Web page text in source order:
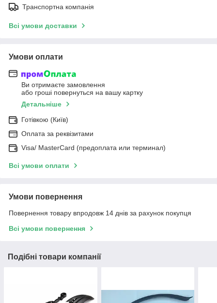
Транспортна компанія
Всі умови доставки
Умови оплати
Ви отримаєте замовлення
або гроші повернуться на вашу картку
Детальніше
Готівкою (Київ)
Оплата за реквізитами
Visa/ MasterCard (предоплата или терминал)
Всі умови оплати
Умови повернення
Повернення товару впродовж 14 днів за рахунок покупця
Всі умови повернення
Подібні товари компанії